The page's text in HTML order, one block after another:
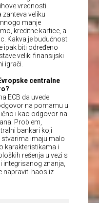
vrednosti.
zahteva veliku
manje
kreditne kartice, a
Kakva je budućnost
ipak biti određeno
veliki finansijski
igrači.
centralne
ECB da uvede
na pomamu u
i kao odgovor na
Problem,
bankari koji
imaju malo
karakteristikama i
rešenja u vezi s
integrisanog znanja,
napraviti haos iz